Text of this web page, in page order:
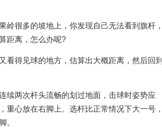
很多的坡地上，你发现自己无法看到旗杆，
距离，怎么办呢?
得见球的地方，估算出大概距离，然后回到
两次杆头流畅的划过地面，击球时姿势应
重心放在右脚上。选杆比正常情况下大一号，
。